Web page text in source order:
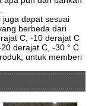
juga dapat sesuai
berbeda dari
C, -10 derajat C
derajat C, -30 ° C
untuk memberi